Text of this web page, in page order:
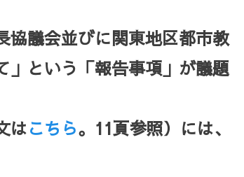
協議会並びに関東地区都市教
」という「報告事項」が議題
はこちら。11頁参照）には、